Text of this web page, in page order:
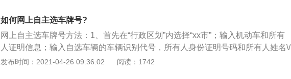
车登记预选号牌流程办理；3、进行新车选号，选择注册省市“哈尔滨”，点击“确认
信息”进入下一步骤，并仔细阅读新车选号业务须知后，点击“阅读并同意”；4、按
要求、顺序填写“合格证编号”、“车辆品牌”、“车辆型号”、“车辆识别代号”；确认无
误后，点击本人确认信息无误；如不了解“合格证编号”以及“车辆识别代号”，可点
击相邻右侧黄色问号，根据其提示填写相关内容；5、进入下一界面，确认信息
如何网上自主选车牌号?
网上自主选车牌号方法：1、首先在“行政区划”内选择“xx市”；输入机动车和所有
人证明信息；输入自选车辆的车辆识别代号，所有人身份证明号码和所有人姓名\/
名称；输入所有人联系信息；确认信息是否正确；确认填写信息是否正确，如果
发布时间：2021-04-26 09:36:02 阅读：1742